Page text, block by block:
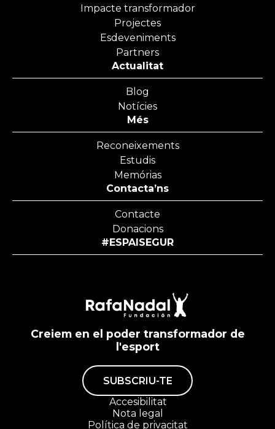
Impacte transformador
Projectes
Esdeveniments
Partners
Actualitat
Blog
Notícies
Més
Reconeixements
Estudis
Memórias
Contacta’ns
Contacte
Donacions
#ESPAISEGUR
Creiem en el poder transformador de
l'esport
SUBSCRIU-TE
Accesibilitat
Nota legal
Política de privacitat